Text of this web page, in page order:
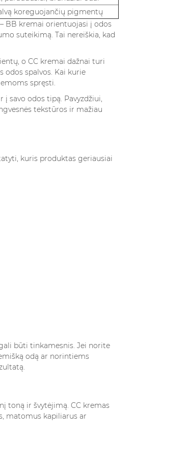
koreguojančių pigmentų
BB kremai orientuojasi į odos
suteikimą. Tai nereiškia, kad
o CC kremai dažnai turi
spalvos. Kai kurie
spręsti.
savo odos tipą. Pavyzdžiui,
tekstūros ir mažiau
kuris produktas geriausiai
būti tinkamesnis. Jei norite
odą ar norintiems
toną ir švytėjimą. CC kremas
matomus kapiliarus ar